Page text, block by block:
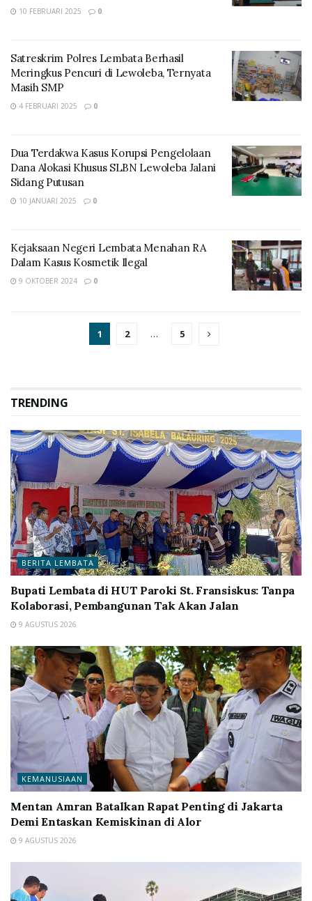
10 FEBRUARI 2025 0
Satreskrim Polres Lembata Berhasil
Meringkus Pencuri di Lewoleba, Ternyata
Masih SMP
4 FEBRUARI 2025 0
Dua Terdakwa Kasus Korupsi Pengelolaan
Dana Alokasi Khusus SLBN Lewoleba Jalani
Sidang Putusan
10 JANUARI 2025 0
Kejaksaan Negeri Lembata Menahan RA
Dalam Kasus Kosmetik Ilegal
9 OKTOBER 2024 0
1 2 … 5
TRENDING
BERITA LEMBATA
Bupati Lembata di HUT Paroki St. Fransiskus: Tanpa
Kolaborasi, Pembangunan Tak Akan Jalan
9 AGUSTUS 2026
KEMANUSIAAN
Mentan Amran Batalkan Rapat Penting di Jakarta
Demi Entaskan Kemiskinan di Alor
9 AGUSTUS 2026